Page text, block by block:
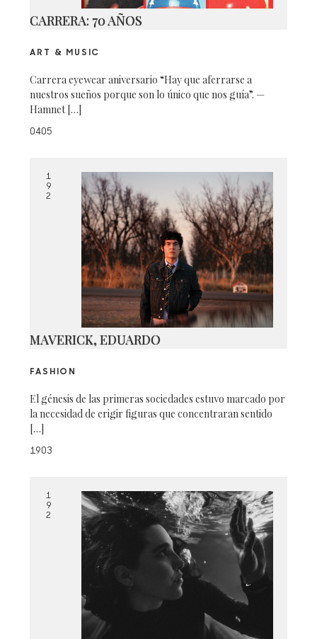
CARRERA: 70 AÑOS
ART & MUSIC
Carrera eyewear aniversario “Hay que aferrarse a
nuestros sueños porque son lo único que nos guía”. —
Hamnet […]
0405
1
9
2
MAVERICK, EDUARDO
FASHION
El génesis de las primeras sociedades estuvo marcado por
la necesidad de erigir figuras que concentraran sentido
[…]
1903
1
9
2